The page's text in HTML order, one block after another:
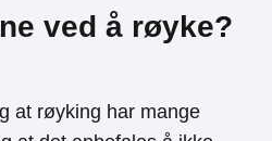
ved å røyke?
at røyking har mange